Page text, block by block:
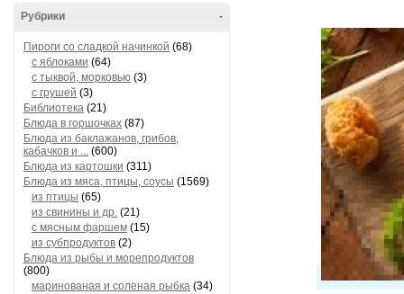
-
Рубрики
Пироги со сладкой начинкой (68)
с яблоками (64)
с тыквой, морковью (3)
с грушей (3)
Библиотека (21)
Блюда в горшочках (87)
Блюда из баклажанов, грибов,
кабачков и ... (600)
Блюда из картошки (311)
Блюда из мяса, птицы, соусы (1569)
из птицы (65)
из свинины и др. (21)
с мясным фаршем (15)
из субпродуктов (2)
Блюда из рыбы и морепродуктов
(800)
маринованая и соленая рыбка (34)